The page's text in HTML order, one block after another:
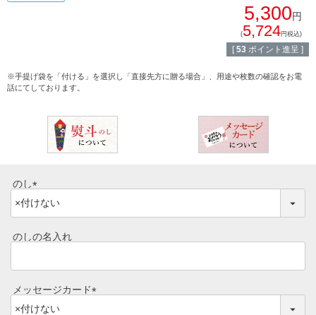
5,300円
(5,724円税込)
[ 53 ポイント進呈 ]
※手提げ袋を「付ける」を選択し「直接先方に贈る場合」、用途や枚数の確認をお電
話にてしております。
のし
(
必
須
のしの名入れ
メッセージカード